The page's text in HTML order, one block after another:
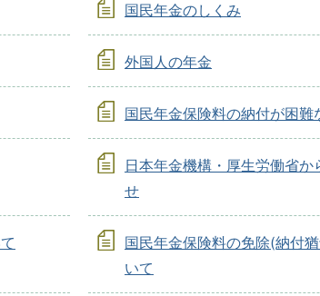
国民年金のしくみ
外国人の年金
国民年金保険料の納付が困難
日本年金機構・厚生労働省か
せ
国民年金保険料の免除(納付
いて